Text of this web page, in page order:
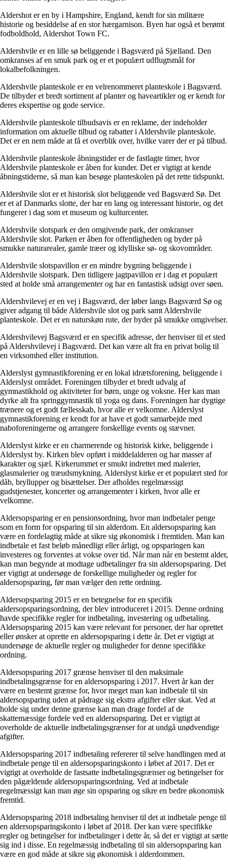
Aldershot er en by i Hampshire, England, kendt for sin militære
historie og besiddelse af en stor hærgarnison. Byen har også et berømt
fodboldhold, Aldershot Town FC.
Aldershvile er en lille sø beliggende i Bagsværd på Sjælland. Den
omkranses af en smuk park og er et populært udflugtsmål for
lokalbefolkningen.
Aldershvile planteskole er en velrenommeret planteskole i Bagsværd.
De tilbyder et bredt sortiment af planter og haveartikler og er kendt for
deres ekspertise og gode service.
Aldershvile planteskole tilbudsavis er en reklame, der indeholder
information om aktuelle tilbud og rabatter i Aldershvile planteskole.
Det er en nem måde at få et overblik over, hvilke varer der er på tilbud.
Aldershvile planteskole åbningstider er de fastlagte timer, hvor
Aldershvile planteskole er åben for kunder. Det er vigtigt at kende
åbningstiderne, så man kan besøge planteskolen på det rette tidspunkt.
Aldershvile slot er et historisk slot beliggende ved Bagsværd Sø. Det
er et af Danmarks slotte, der har en lang og interessant historie, og det
fungerer i dag som et museum og kulturcenter.
Aldershvile slotspark er den omgivende park, der omkranser
Aldershvile slot. Parken er åben for offentligheden og byder på
smukke naturarealer, gamle træer og idylliske sø- og skovområder.
Aldershvile slotspavillon er en mindre bygning beliggende i
Aldershvile slotspark. Den tidligere jagtpavillon er i dag et populært
sted at holde små arrangementer og har en fantastisk udsigt over søen.
Aldershvilevej er en vej i Bagsværd, der løber langs Bagsværd Sø og
giver adgang til både Aldershvile slot og park samt Aldershvile
planteskole. Det er en naturskøn rute, der byder på smukke omgivelser.
Aldershvilevej Bagsværd er en specifik adresse, der henviser til et sted
på Aldershvilevej i Bagsværd. Det kan være alt fra en privat bolig til
en virksomhed eller institution.
Alderslyst gymnastikforening er en lokal idrætsforening, beliggende i
Alderslyst området. Foreningen tilbyder et bredt udvalg af
gymnastikhold og aktiviteter for børn, unge og voksne. Her kan man
dyrke alt fra springgymnastik til yoga og dans. Foreningen har dygtige
trænere og et godt fællesskab, hvor alle er velkomne. Alderslyst
gymnastikforening er kendt for at have et godt samarbejde med
naboforeningerne og arrangere forskellige events og stævner.
Alderslyst kirke er en charmerende og historisk kirke, beliggende i
Alderslyst by. Kirken blev opført i middelalderen og har masser af
karakter og sjæl. Kirkerummet er smukt indrettet med malerier,
glasmalerier og træudsmykning. Alderslyst kirke er et populært sted for
dåb, bryllupper og bisættelser. Der afholdes regelmæssigt
gudstjenester, koncerter og arrangementer i kirken, hvor alle er
velkomne.
Aldersopsparing er en pensionsordning, hvor man indbetaler penge
som en form for opsparing til sin alderdom. En aldersopsparing kan
være en fordelagtig måde at sikre sig økonomisk i fremtiden. Man kan
indbetale et fast beløb månedligt eller årligt, og opsparingen kan
investeres og forventes at vokse over tid. Når man når en bestemt alder,
kan man begynde at modtage udbetalinger fra sin aldersopsparing. Det
er vigtigt at undersøge de forskellige muligheder og regler for
aldersopsparing, før man vælger den rette ordning.
Aldersopsparing 2015 er en betegnelse for en specifik
aldersopsparingsordning, der blev introduceret i 2015. Denne ordning
havde specifikke regler for indbetaling, investering og udbetaling.
Aldersopsparing 2015 kan være relevant for personer, der har oprettet
eller ønsker at oprette en aldersopsparing i dette år. Det er vigtigt at
undersøge de aktuelle regler og muligheder for denne specifikke
ordning.
Aldersopsparing 2017 grænse henviser til den maksimale
indbetalingsgrænse for en aldersopsparing i 2017. Hvert år kan der
være en bestemt grænse for, hvor meget man kan indbetale til sin
aldersopsparing uden at pådrage sig ekstra afgifter eller skat. Ved at
holde sig under denne grænse kan man drage fordel af de
skattemæssige fordele ved en aldersopsparing. Det er vigtigt at
overholde de aktuelle indbetalingsgrænser for at undgå unødvendige
afgifter.
Aldersopsparing 2017 indbetaling refererer til selve handlingen med at
indbetale penge til en aldersopsparingskonto i løbet af 2017. Det er
vigtigt at overholde de fastsatte indbetalingsgrænser og betingelser for
den pågældende aldersopsparingsordning. Ved at indbetale
regelmæssigt kan man øge sin opsparing og sikre en bedre økonomisk
fremtid.
Aldersopsparing 2018 indbetaling henviser til det at indbetale penge til
en aldersopsparingskonto i løbet af 2018. Der kan være specifikke
regler og betingelser for indbetalinger i dette år, så det er vigtigt at sætte
sig ind i disse. En regelmæssig indbetaling til sin aldersopsparing kan
være en god måde at sikre sig økonomisk i alderdommen.